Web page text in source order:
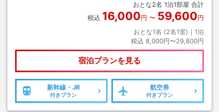
おとな2名 1泊1部屋 合計
税込 16,000円 〜 59,600円
おとな1名 (2名1室)｜ 1泊
税込 8,000円〜29,800円
宿泊プランを見る
新幹線・JR
付きプラン
航空券
付きプラン